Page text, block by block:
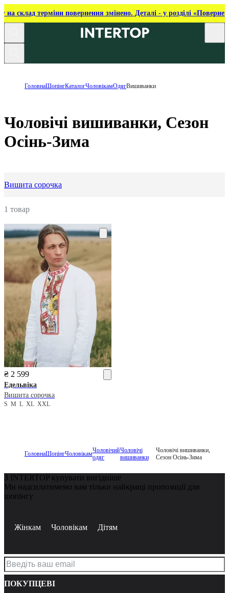
на склад терміни повернення змінено. Деталі - у розділі
ГоловнаШопінгКаталогЧоловікамОдягВишиванки
Чоловічі вишиванки, Сезон
Осінь-Зима
Вишита сорочка
1 товар
₴ 2 599
Едельвіка
Вишита сорочка
S M L XL XXL
ГоловнаШопінгЧоловікамЧоловічий
одяг
Чоловічі
вишиванки
Чоловічі вишиванки,
Сезон Осінь-Зима
З INTERTOP купувати вигідніше
Ми надсилатимемо вам тільки найкращі пропозиції для
шопінгу
Жінкам Чоловікам Дітям
ПОКУПЦЕВІ